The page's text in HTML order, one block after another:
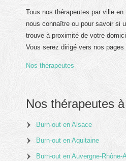
Tous nos thérapeutes par ville
nous connaître ou pour savoir si
trouve à proximité de votre
Vous serez dirigé vers nos
Nos thérapeutes
Nos thérapeutes
Burn-out en Alsace
Burn-out en Aquitaine
Burn-out en Auvergne-Rhône-